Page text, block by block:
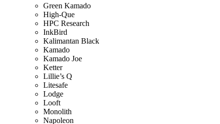
Green Kamado
High-Que
HPC Research
InkBird
Kalimantan Black
Kamado
Kamado Joe
Ketter
Lillie’s Q
Litesafe
Lodge
Looft
Monolith
Napoleon